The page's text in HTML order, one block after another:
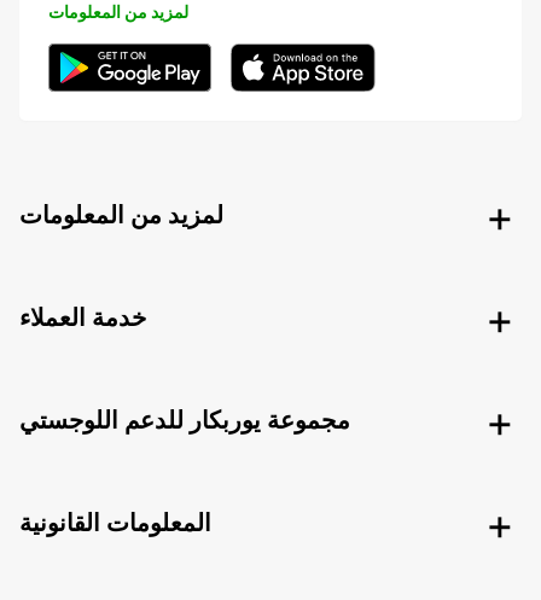
لمزيد من المعلومات
لمزيد من المعلومات
خدمة العملاء
مجموعة يوربكار للدعم اللوجستي
المعلومات القانونية